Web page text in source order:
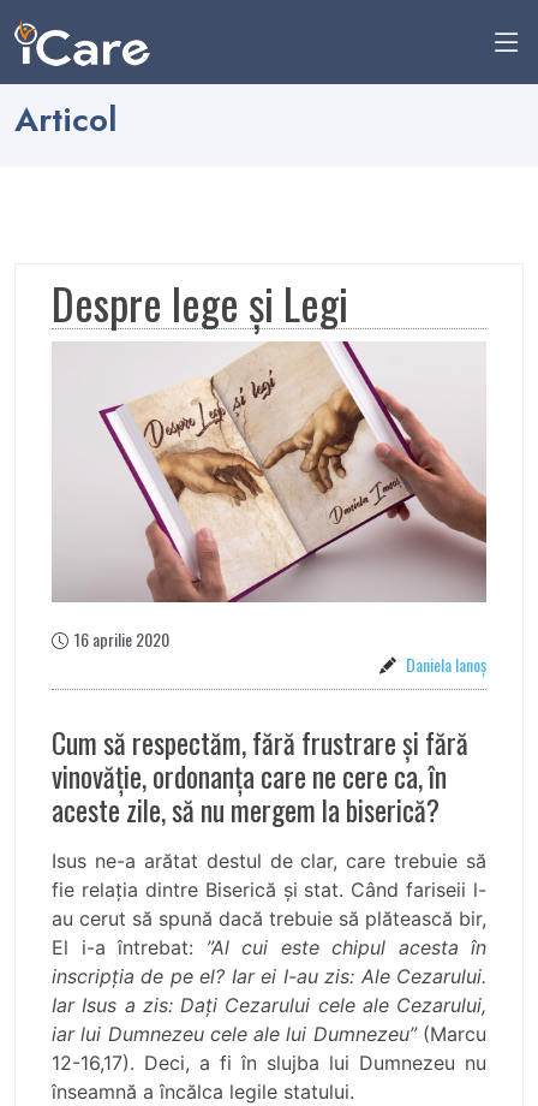
Articol
Despre lege și Legi
16 aprilie 2020
Daniela Ianoş
Cum să respectăm, fără frustrare și fără
vinovăție, ordonanța care ne cere ca, în
aceste zile, să nu mergem la biserică?
Isus ne-a arătat destul de clar, care trebuie să
fie relația dintre Biserică și stat. Când fariseii l-
au cerut să spună dacă trebuie să plătească bir,
El i-a întrebat: ”Al cui este chipul acesta în
inscripția de pe el? Iar ei I-au zis: Ale Cezarului.
Iar Isus a zis: Dați Cezarului cele ale Cezarului,
iar lui Dumnezeu cele ale lui Dumnezeu” (Marcu
12-16,17). Deci, a fi în slujba lui Dumnezeu nu
înseamnă a încălca legile statului.